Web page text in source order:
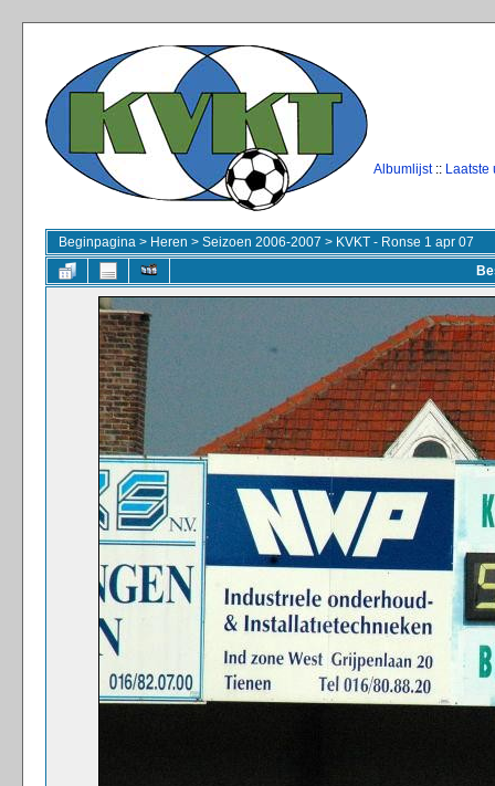
Albumlijst:: Laatste
Beginpagina > Heren > Seizoen 2006-2007 > KVKT - Ronse 1 apr 07